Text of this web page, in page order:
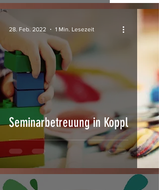
Seminarbetreuung in Koppl
28. Feb. 2022 1 Min. Lesezeit